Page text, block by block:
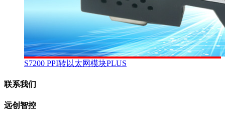
S7200 PPI转以太网模块PLUS
联系我们
远创智控